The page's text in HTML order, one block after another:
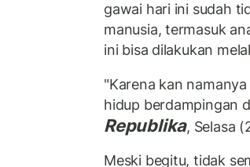
gawai hari ini sudah
manusia, termasuk
ini bisa dilakukan
"Karena kan
hidup berdampingan
Republika, Selasa
Meski begitu, tidak